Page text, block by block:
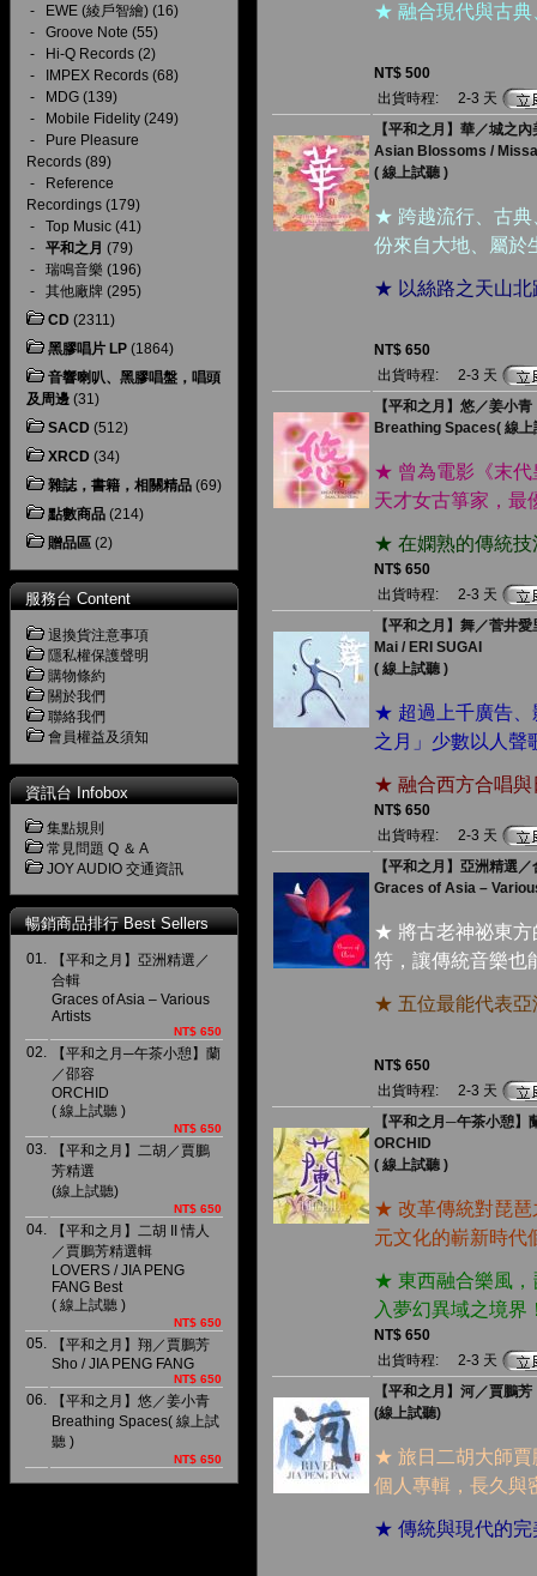
-
EWE (綾戶智繪) (16)
- Groove Note (55)
-
Hi-Q Records (2)
-
IMPEX Records (68)
-
MDG (139)
-
Mobile Fidelity (249)
-
Pure Pleasure
Records (89)
-
Reference
Recordings (179)
- Top Music (41)
- 平和之月 (79)
- 瑞鳴音樂 (196)
- 其他廠牌 (295)
CD (2311)
黑膠唱片 LP (1864)
音響喇叭、黑膠唱盤，唱頭
及周邊 (31)
SACD (512)
XRCD (34)
雜誌，書籍，相關精品 (69)
點數商品 (214)
贈品區 (2)
服務台 Content
退換貨注意事項
隱私權保護聲明
購物條約
關於我們
聯絡我們
會員權益及須知
資訊台 Infobox
集點規則
常見問題 Q ＆ A
JOY AUDIO 交通資訊
暢銷商品排行 Best Sellers
01.
【平和之月】亞洲精選／
合輯
Graces of Asia – Various
Artists
NT$ 650
02.
【平和之月─午茶小憩】蘭
／邵容
ORCHID
( 線上試聽 )
NT$ 650
03.
【平和之月】二胡／賈鵬
芳精選
(線上試聽)
NT$ 650
04.
【平和之月】二胡 II 情人
／賈鵬芳精選輯
LOVERS / JIA PENG
FANG Best
( 線上試聽 )
NT$ 650
05.
【平和之月】翔／賈鵬芳
Sho / JIA PENG FANG
NT$ 650
06.
【平和之月】悠／姜小青
Breathing Spaces( 線上試
聽 )
NT$ 650
★ 融合現代與古典
NT$ 500
出貨時程:
2-3 天
【平和之月】華／城之內
Asian Blossoms /
( 線上試聽 )
★ 跨越流行、古典
份來自大地、屬於
★ 以絲路之天山北
NT$ 650
出貨時程:
2-3 天
【平和之月】悠／姜小青
Breathing Spaces( 線上
★ 曾為電影《末代
天才女古箏家，最
★ 在嫻熟的傳統技
NT$ 650
出貨時程:
2-3 天
【平和之月】舞／菅井愛
Mai / ERI SUGAI
( 線上試聽 )
★ 超過上千廣告、
之月」少數以人聲
★ 融合西方合唱與
NT$ 650
出貨時程:
2-3 天
【平和之月】亞洲精選／
Graces of Asia –
★ 將古老神祕東方
符，讓傳統音樂也
★ 五位最能代表亞
NT$ 650
出貨時程:
2-3 天
【平和之月─午茶小憩】
ORCHID
( 線上試聽 )
★ 改革傳統對琵琶
元文化的嶄新時代
★ 東西融合樂風，
入夢幻異域之境界
NT$ 650
出貨時程:
2-3 天
【平和之月】河／賈鵬芳
(線上試聽)
★ 旅日二胡大師賈
個人專輯，長久與
★ 傳統與現代的完